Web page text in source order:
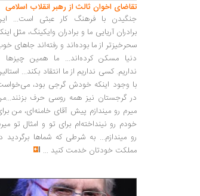
تقاضای اخوان ثالث از رهبر انقلاب اسلامی
جنگیدن با فرهنگ کار عبثی است...
برادران آریایی ما و برادران وایکینگ، مثل
سحرخیزتر از ما بوده‌اند و رفته‌اند جاهای
دنیا مسکن کرده‌اند... ما همین چیزها
نداریم. کسی نداریم از ما انتقاد بکند...
با وجود اینکه خودش گرجی بود،
در گرجستان نیز همه روسی حرف
میرم رو میندازم پیش آقای خامنه‌ای، من
خودم رو نینداخته‌ام برای تو و امثال تو
رو میندازم... به شرطی که شماها برگردید
مملکت خودتان خدمت کنید ...